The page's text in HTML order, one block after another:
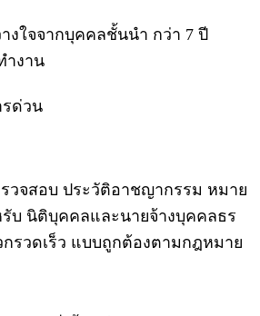
งใจจากบุคคลชั้นนำ กว่า 7 ปี
ำงาน
รด่วน
วจสอบ ประวัติอาชญากรรม หมาย
รับ นิติบุคคลและนายจ้างบุคคลธร
รวดเร็ว แบบถูกต้องตามกฎหมาย